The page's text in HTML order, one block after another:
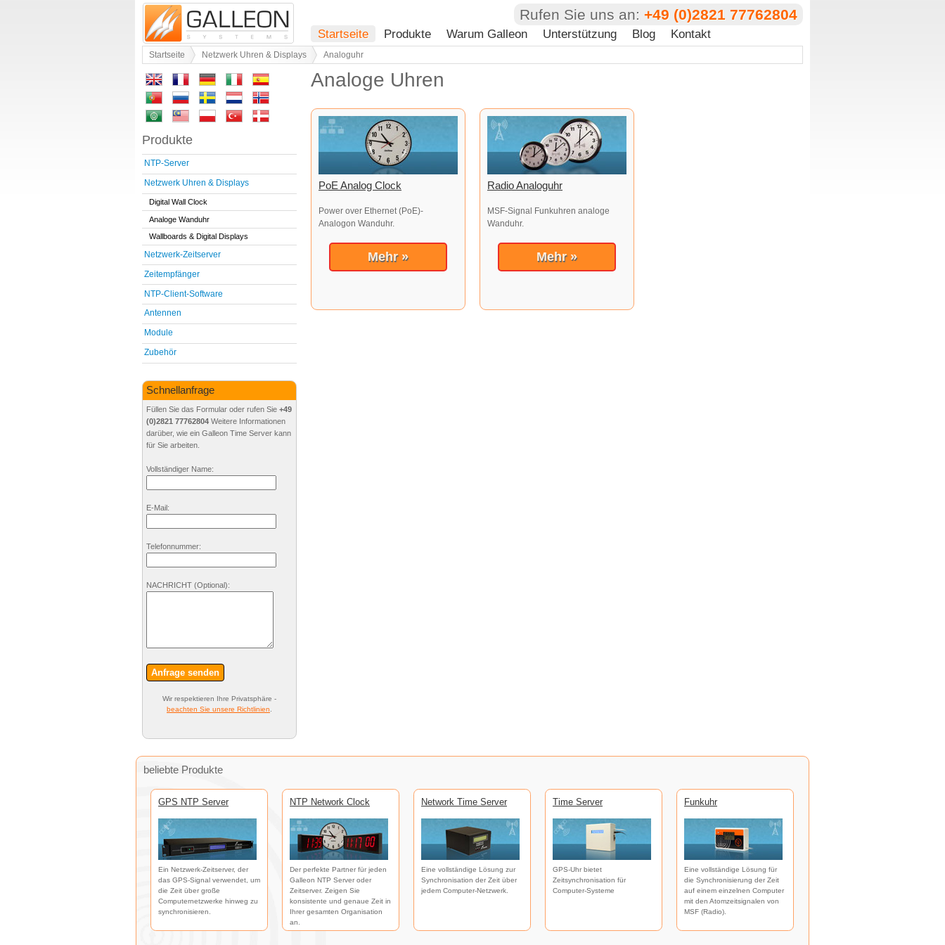
Rufen Sie uns an: +49 (0)2821 77762804
Startseite Produkte Warum Galleon Unterstützung Blog Kontakt
Startseite Netzwerk Uhren & Displays Analoguhr
Analoge Uhren
PoE Analog Clock
Power over Ethernet (PoE)-
Analogon Wanduhr.
Mehr »
Radio Analoguhr
MSF-Signal Funkuhren analoge
Wanduhr.
Mehr »
Produkte
NTP-Server
Netzwerk Uhren & Displays
Digital Wall Clock
Analoge Wanduhr
Wallboards & Digital Displays
Netzwerk-Zeitserver
Zeitempfänger
NTP-Client-Software
Antennen
Module
Zubehör
Schnellanfrage
Füllen Sie das Formular oder rufen Sie +49
(0)2821 77762804 Weitere Informationen
darüber, wie ein Galleon Time Server kann
für Sie arbeiten.
Vollständiger Name:
E-Mail:
Telefonnummer:
NACHRICHT (Optional):
Anfrage senden
Wir respektieren Ihre Privatsphäre -
beachten Sie unsere Richtlinien.
beliebte Produkte
GPS NTP Server
Ein Netzwerk-Zeitserver, der
das GPS-Signal verwendet, um
die Zeit über große
Computernetzwerke hinweg zu
synchronisieren.
NTP Network Clock
Der perfekte Partner für jeden
Galleon NTP Server oder
Zeitserver. Zeigen Sie
konsistente und genaue Zeit in
Ihrer gesamten Organisation
an.
Network Time Server
Eine vollständige Lösung zur
Synchronisation der Zeit über
jedem Computer-Netzwerk.
Time Server
GPS-Uhr bietet
Zeitsynchronisation für
Computer-Systeme
Funkuhr
Eine vollständige Lösung für
die Synchronisierung der Zeit
auf einem einzelnen Computer
mit den Atomzeitsignalen von
MSF (Radio).